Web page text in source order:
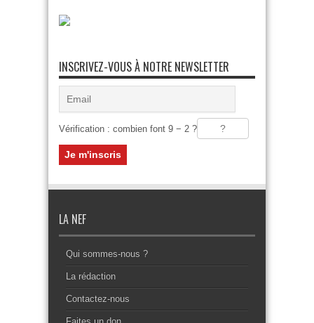
INSCRIVEZ-VOUS À NOTRE NEWSLETTER
Vérification : combien font 9 − 2 ?
LA NEF
Qui sommes-nous ?
La rédaction
Contactez-nous